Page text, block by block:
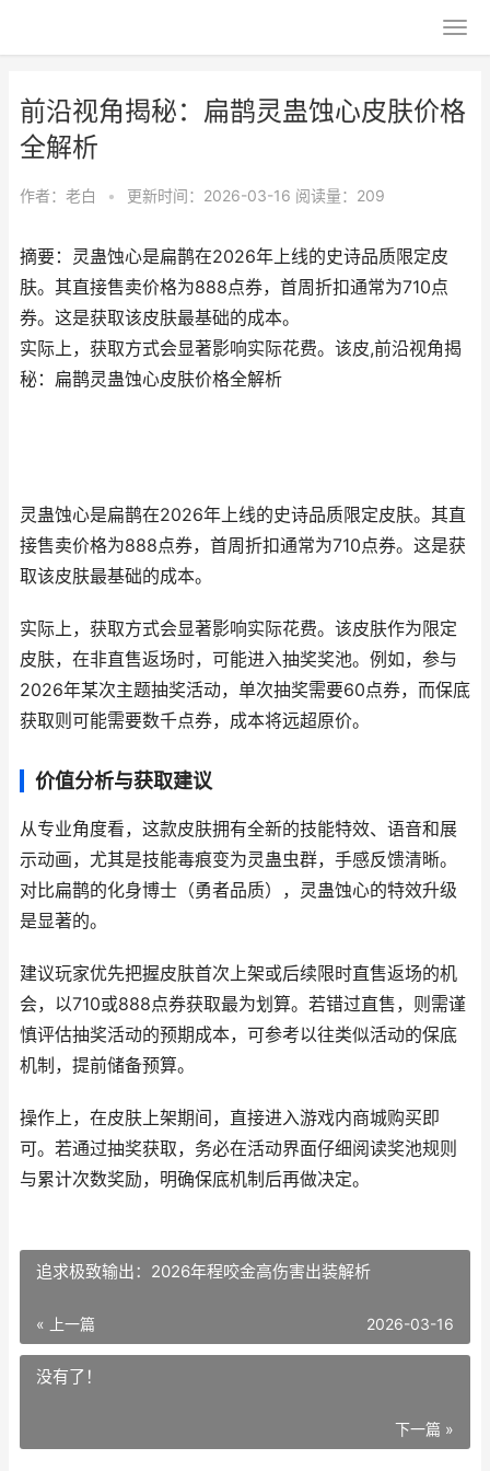
前沿视角揭秘：扁鹊灵蛊蚀心皮肤价格
全解析
作者： 老白 • 更新时间：2026-03-16 阅读量：209
摘要：灵蛊蚀心是扁鹊在2026年上线的史诗品质限定皮
肤。其直接售卖价格为888点券，首周折扣通常为710点
券。这是获取该皮肤最基础的成本。
实际上，获取方式会显著影响实际花费。该皮,前沿视角揭
秘：扁鹊灵蛊蚀心皮肤价格全解析
灵蛊蚀心是扁鹊在2026年上线的史诗品质限定皮肤。其直
接售卖价格为888点券，首周折扣通常为710点券。这是获
取该皮肤最基础的成本。
实际上，获取方式会显著影响实际花费。该皮肤作为限定
皮肤，在非直售返场时，可能进入抽奖奖池。例如，参与
2026年某次主题抽奖活动，单次抽奖需要60点券，而保底
获取则可能需要数千点券，成本将远超原价。
价值分析与获取建议
从专业角度看，这款皮肤拥有全新的技能特效、语音和展
示动画，尤其是技能毒痕变为灵蛊虫群，手感反馈清晰。
对比扁鹊的化身博士（勇者品质），灵蛊蚀心的特效升级
是显著的。
建议玩家优先把握皮肤首次上架或后续限时直售返场的机
会，以710或888点券获取最为划算。若错过直售，则需谨
慎评估抽奖活动的预期成本，可参考以往类似活动的保底
机制，提前储备预算。
操作上，在皮肤上架期间，直接进入游戏内商城购买即
可。若通过抽奖获取，务必在活动界面仔细阅读奖池规则
与累计次数奖励，明确保底机制后再做决定。
追求极致输出：2026年程咬金高伤害出装解析
« 上一篇 2026-03-16
没有了！
下一篇 »